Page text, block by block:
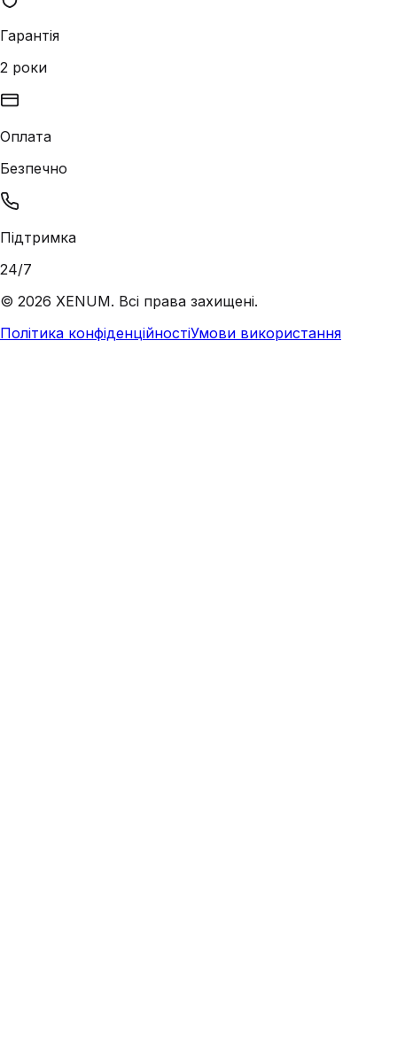
Гарантія
2 роки
Оплата
Безпечно
Підтримка
24/7
© 2026 XENUM. Всі права захищені.
Політика конфіденційностіУмови використання